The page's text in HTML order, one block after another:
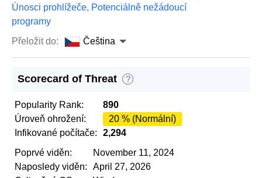
Únosci prohlížeče, Potenciálně nežádoucí
programy
Přeložit do:
Čeština
Scorecard of Threat ?
Popularity Rank:
890
Úroveň ohrožení:
20 % (Normální)
Infikované počítače:
2,294
Poprvé viděn:
November 11, 2024
Naposledy viděn:
April 27, 2026